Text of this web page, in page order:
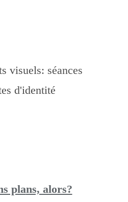
visuels: séances
d'identité
plans, alors?